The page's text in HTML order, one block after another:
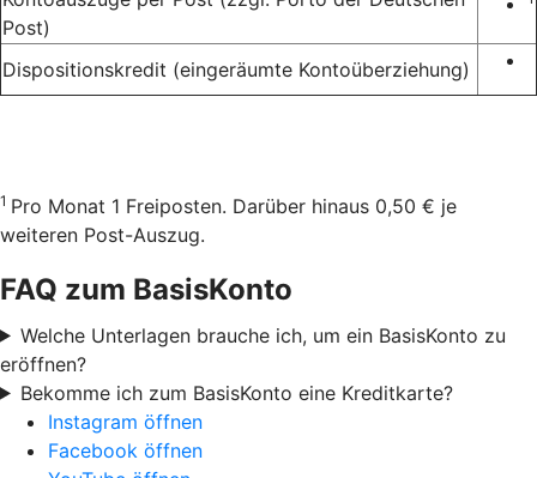
Post)
Dispositionskredit (eingeräumte Kontoüberziehung)
1 Pro Monat 1 Freiposten. Darüber hinaus 0,50 € je
weiteren Post-Auszug.
FAQ zum BasisKonto
Welche Unterlagen brauche ich, um ein BasisKonto zu
eröffnen?
Bekomme ich zum BasisKonto eine Kreditkarte?
Instagram öffnen
Facebook öffnen